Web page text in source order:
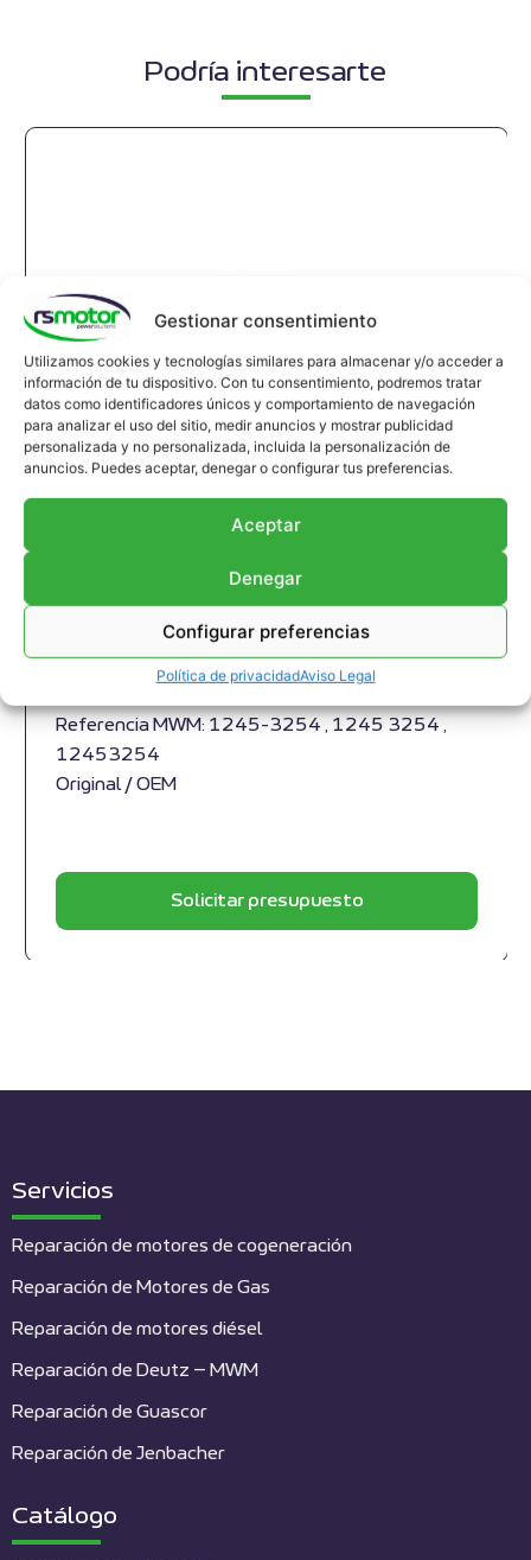
Gestionar consentimiento
Utilizamos cookies y tecnologías similares para almacenar y/o acceder a
información de tu dispositivo. Con tu consentimiento, podremos tratar
datos como identificadores únicos y comportamiento de navegación
para analizar el uso del sitio, medir anuncios y mostrar publicidad
personalizada y no personalizada, incluida la personalización de
anuncios. Puedes aceptar, denegar o configurar tus preferencias.
Aceptar
Denegar
Configurar preferencias
Política de privacidadAviso Legal
Podría interesarte
Junta de Expansión MWM RS-
12453254
Junta de expansión MWM RS-12453254
Referencia MWM: 1245-3254 , 1245 3254 ,
12453254
Original / OEM
Solicitar presupuesto
Servicios
Reparación de motores de cogeneración
Reparación de Motores de Gas
Reparación de motores diésel
Reparación de Deutz – MWM
Reparación de Guascor
Reparación de Jenbacher
Catálogo